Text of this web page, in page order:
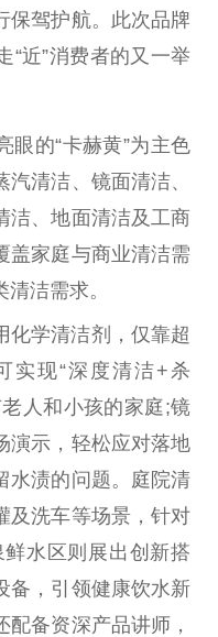
保驾护航。此次品牌
“近”消费者的又一举
眼的“卡赫黄”为主色
清洁、镜面清洁、
洁、地面清洁及工商
盖家庭与商业清洁需
洁需求。
化学清洁剂，仅靠超
实现“深度清洁+杀
老人和小孩的家庭;镜
演示，轻松应对落地
水渍的问题。庭院清
及洗车等场景，针对
水区则展出创新搭
备，引领健康饮水新
备资深产品讲师，